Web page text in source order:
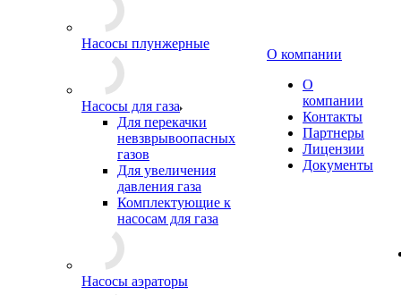
Насосы плунжерные
Насосы для газа
Для перекачки
невзврывоопасных
газов
Для увеличения
давления газа
Комплектующие к
насосам для газа
Насосы аэраторы
О компании
О
компании
Контакты
Партнеры
Лицензии
Документы